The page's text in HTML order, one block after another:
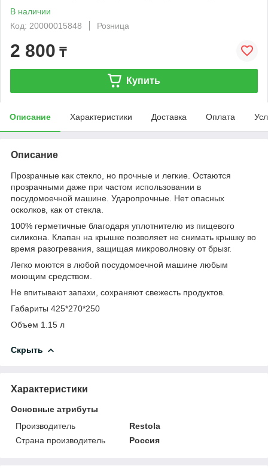
В наличии
Код: 20000015848
Розница
2 800 ₸
Купить
Описание Характеристики Доставка Оплата
Описание
Прозрачные как стекло, но прочные и легкие. Остаются
прозрачными даже при частом использовании в
посудомоечной машине. Ударопрочные. Нет опасных
осколков, как от стекла.
100% герметичные благодаря уплотнителю из пищевого
силикона. Клапан на крышке позволяет не снимать крышку во
время разогревания, защищая микроволновку от брызг.
Легко моются в любой посудомоечной машине любым
моющим средством.
Не впитывают запахи, сохраняют свежесть продуктов.
Габариты 425*270*250
Объем 1.15 л
Скрыть
Характеристики
Основные атрибуты
Производитель
Restola
Страна производитель
Россия